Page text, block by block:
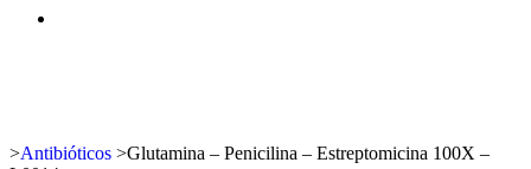
>Antibióticos >Glutamina – Penicilina – Estreptomicina 100X –